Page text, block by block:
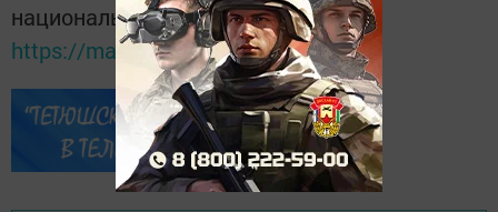
национальном мессенджере MАХ:
https://max.ru/tatmedia